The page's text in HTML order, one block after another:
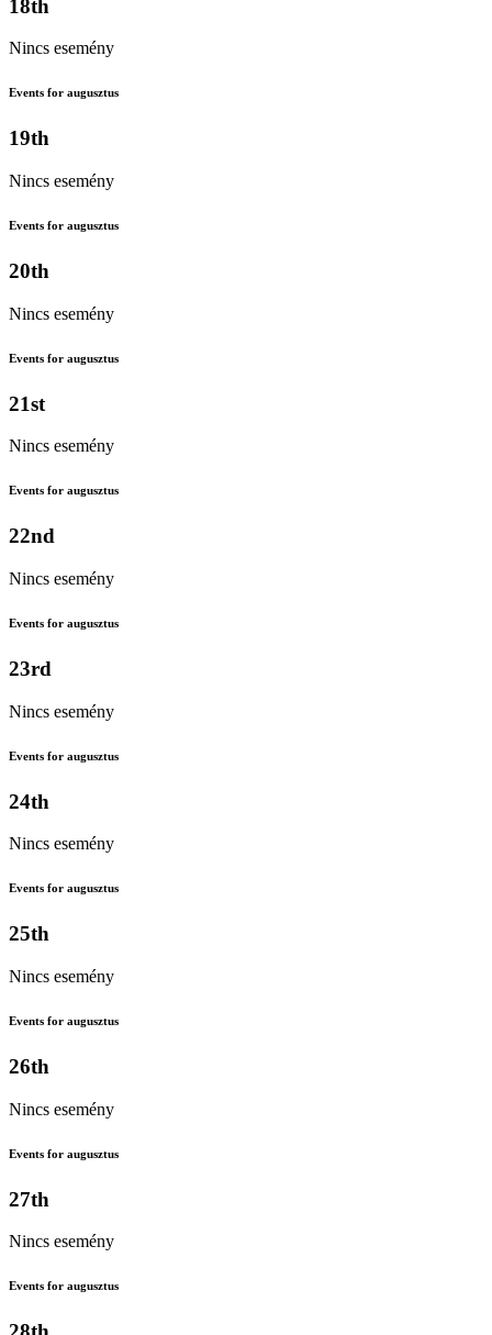
18th
Nincs esemény
Events for augusztus
19th
Nincs esemény
Events for augusztus
20th
Nincs esemény
Events for augusztus
21st
Nincs esemény
Events for augusztus
22nd
Nincs esemény
Events for augusztus
23rd
Nincs esemény
Events for augusztus
24th
Nincs esemény
Events for augusztus
25th
Nincs esemény
Events for augusztus
26th
Nincs esemény
Events for augusztus
27th
Nincs esemény
Events for augusztus